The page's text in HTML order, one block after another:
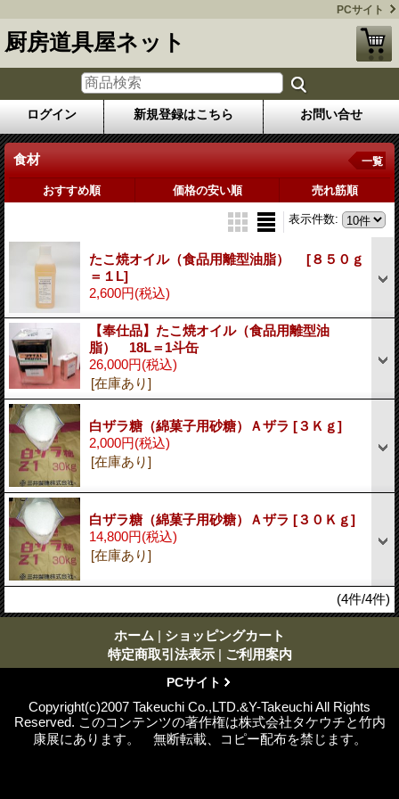
PCサイト
厨房道具屋ネット
ログイン 新規登録はこちら お問い合せ
食材 一覧
おすすめ順 価格の安い順 売れ筋順
表示件数:
たこ焼オイル（食品用離型油脂） [８５０ｇ
＝１L]
2,600円(税込)
【奉仕品】たこ焼オイル（食品用離型油
脂） 18L＝1斗缶
26,000円(税込)
[在庫あり]
白ザラ糖（綿菓子用砂糖）Ａザラ [３Ｋｇ]
2,000円(税込)
[在庫あり]
白ザラ糖（綿菓子用砂糖）Ａザラ [３０Ｋｇ]
14,800円(税込)
[在庫あり]
(4件/4件)
ホーム | ショッピングカート
特定商取引法表示 | ご利用案内
PCサイト
Copyright(c)2007 Takeuchi Co.,LTD.&Y-Takeuchi All Rights
Reserved. このコンテンツの著作権は株式会社タケウチと竹内
康展にあります。 無断転載、コピー配布を禁じます。